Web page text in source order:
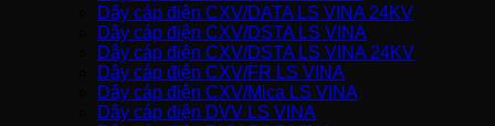
Dây cáp điện CXV/DATA LS VINA 24KV
Dây cáp điện CXV/DSTA LS VINA
Dây cáp điện CXV/DSTA LS VINA 24KV
Dây cáp điện CXV/FR LS VINA
Dây cáp điện CXV/Mica LS VINA
Dây cáp điện DVV LS VINA